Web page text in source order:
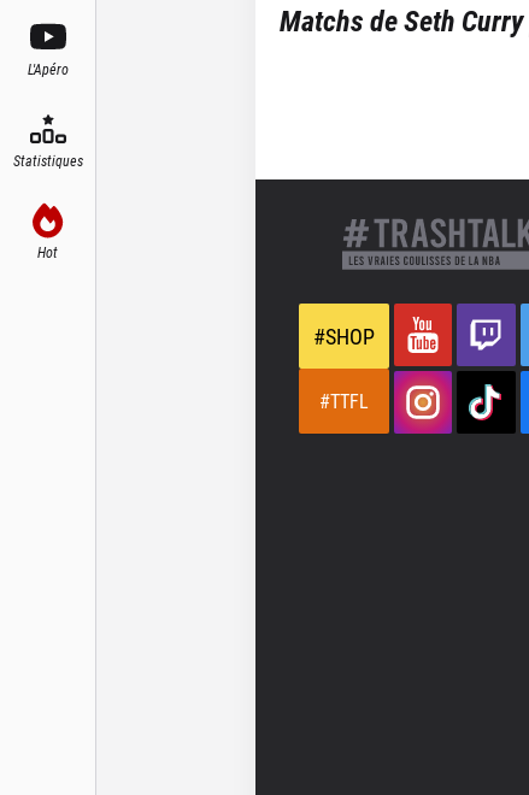
L'Apéro
Statistiques
Hot
Matchs deSeth Curry
#SHOP
#TTFL